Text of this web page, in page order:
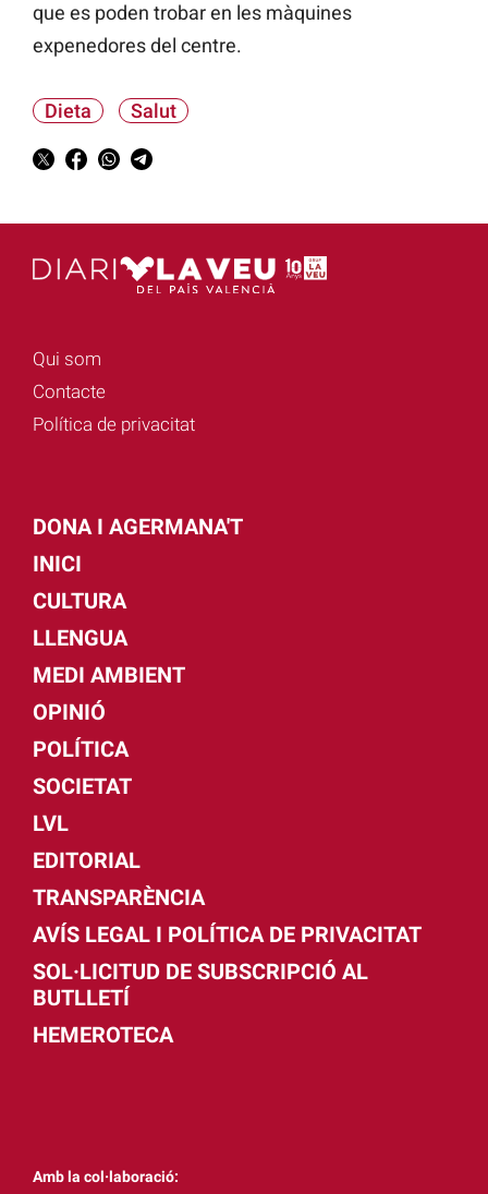
que es poden trobar en les màquines
expenedores del centre.
Dieta Salut
Qui som
Contacte
Política de privacitat
DONA I AGERMANA'T
INICI
CULTURA
LLENGUA
MEDI AMBIENT
OPINIÓ
POLÍTICA
SOCIETAT
LVL
EDITORIAL
TRANSPARÈNCIA
AVÍS LEGAL I POLÍTICA DE PRIVACITAT
SOL·LICITUD DE SUBSCRIPCIÓ AL
BUTLLETÍ
HEMEROTECA
Amb la col·laboració: